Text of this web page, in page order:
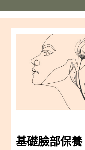
基礎臉部保養